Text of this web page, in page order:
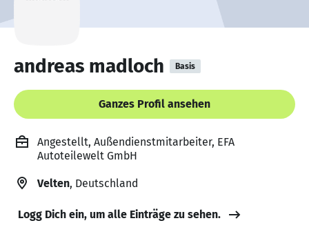
andreas madloch Basis
Ganzes Profil ansehen
Angestellt, Außendienstmitarbeiter, EFA
Autoteilewelt GmbH
Velten, Deutschland
Logg Dich ein, um alle Einträge zu sehen.